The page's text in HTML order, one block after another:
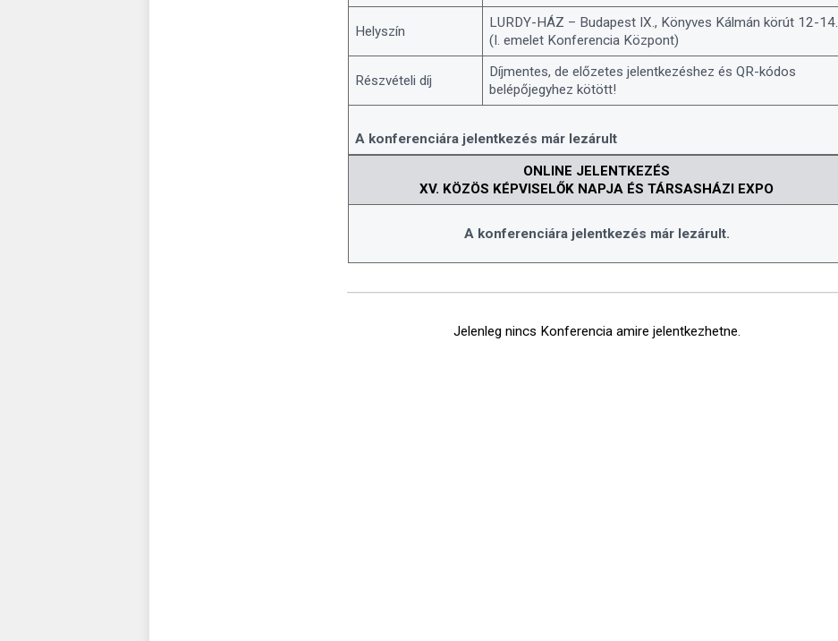
Helyszín
LURDY-HÁZ – Budapest IX., Könyves Kálmán körút 12-14.
(I. emelet Konferencia Központ)
Részvételi díj
Díjmentes, de előzetes jelentkezéshez és QR-kódos
belépőjegyhez kötött!
A konferenciára jelentkezés már lezárult
ONLINE JELENTKEZÉS
XV. KÖZÖS KÉPVISELŐK NAPJA ÉS TÁRSASHÁZI EXPO
A konferenciára jelentkezés már lezárult.
Jelenleg nincs Konferencia amire jelentkezhetne.